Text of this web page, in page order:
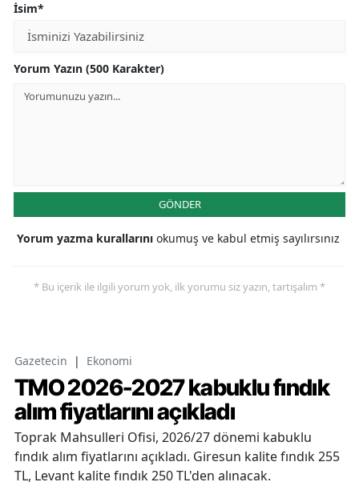
İsim*
Yorum Yazın (500 Karakter)
GÖNDER
Yorum yazma kurallarını okumuş ve kabul etmiş sayılırsınız
* Bu içerik ile ilgili yorum yok, ilk yorumu siz yazın, tartışalım *
Gazetecin | Ekonomi
TMO 2026-2027 kabuklu fındık
alım fiyatlarını açıkladı
Toprak Mahsulleri Ofisi, 2026/27 dönemi kabuklu
fındık alım fiyatlarını açıkladı. Giresun kalite fındık 255
TL, Levant kalite fındık 250 TL'den alınacak.